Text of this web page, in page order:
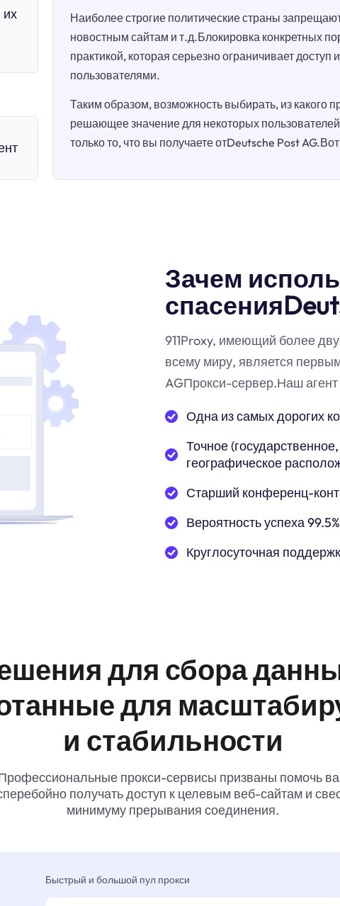
Наиболее строгие политические страны
новостным сайтам и т.д.Блокировка конкретных
практикой, которая серьезно ограничивает доступ
пользователями.
Таким образом, возможность выбирать, из какого
решающее значение для некоторых
только то, что вы получаете отDeutsche Post
Зачем
911Proxy, имеющий более
всему миру, является
AGПрокси-сервер.Наш агент
Одна из самых дорогих
Точное
географическое
Старший конференц-
Вероятность успеха 99.5%
Круглосуточная
для сбора
для
и стабильности
прокси-сервисы призваны помочь
получать доступ к целевым веб-сайтам и
минимуму прерывания соединения.
Быстрый и большой пул прокси